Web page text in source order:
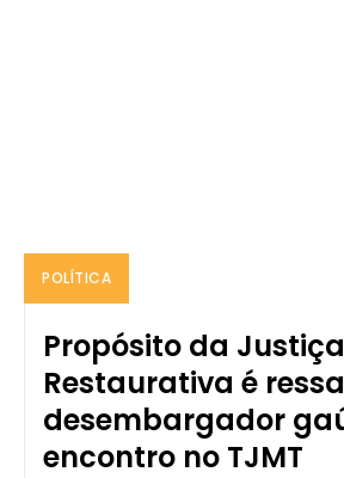
POLÍTICA
Propósito da Justiça
Restaurativa é
desembargador
encontro no TJMT